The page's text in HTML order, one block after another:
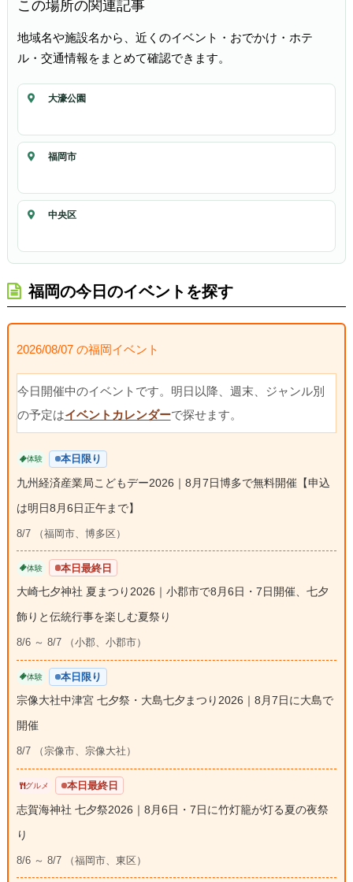
この場所の関連記事
地域名や施設名から、近くのイベント・おでかけ・ホテ
ル・交通情報をまとめて確認できます。
大濠公園
福岡市
中央区
福岡の今日のイベントを探す
2026/08/07 の福岡イベント
今日開催中のイベントです。明日以降、週末、ジャンル別
の予定はイベントカレンダーで探せます。
体験 本日限り
九州経済産業局こどもデー2026｜8月7日博多で無料開催【申込
は明日8月6日正午まで】
8/7 （福岡市、博多区）
体験 本日最終日
大崎七夕神社 夏まつり2026｜小郡市で8月6日・7日開催、七夕
飾りと伝統行事を楽しむ夏祭り
8/6 ～ 8/7 （小郡、小郡市）
体験 本日限り
宗像大社中津宮 七夕祭・大島七夕まつり2026｜8月7日に大島で
開催
8/7 （宗像市、宗像大社）
グルメ 本日最終日
志賀海神社 七夕祭2026｜8月6日・7日に竹灯籠が灯る夏の夜祭
り
8/6 ～ 8/7 （福岡市、東区）